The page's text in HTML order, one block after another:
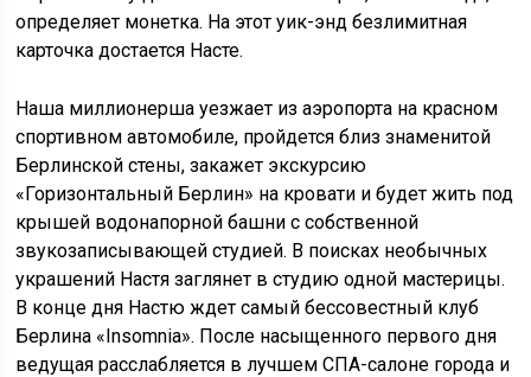
определяет монетка. На этот уик-энд безлимитная
карточка достается Насте.
Наша миллионерша уезжает из аэропорта на красном
спортивном автомобиле, пройдется близ знаменитой
Берлинской стены, закажет экскурсию
«Горизонтальный Берлин» на кровати и будет жить под
крышей водонапорной башни с собственной
звукозаписывающей студией. В поисках необычных
украшений Настя заглянет в студию одной мастерицы.
В конце дня Настю ждет самый бессовестный клуб
Берлина «Insomnia». После насыщенного первого дня
ведущая расслабляется в лучшем СПА-салоне города и